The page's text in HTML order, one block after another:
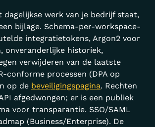
dagelijkse werk van je bedrijf staat,
bijlage. Schema-per-workspace-
integratietokens, Argon2 voor
onveranderlijke historiek,
verwijderen van de laatste
conforme processen (DPA op
op de beveiligingspagina. Rechten
afgedwongen; er is een publiek
voor transparantie. SSO/SAML
(Business/Enterprise). De